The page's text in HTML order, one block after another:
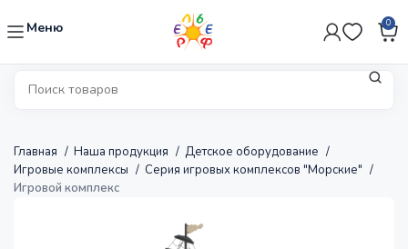
Меню 0
Главная Наша продукция
Детское оборудование
Игровые комплексы
Серия игровых комплексов "Морские"
Игровой комплекс